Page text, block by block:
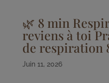
🌿 8 min
reviens à toi
de respiration
Juin 11, 2026